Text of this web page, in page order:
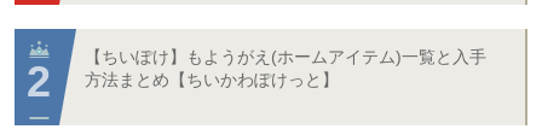
【ちいぽけ】もようがえ(ホームアイテム)一覧と入手
方法まとめ【ちいかわぽけっと】